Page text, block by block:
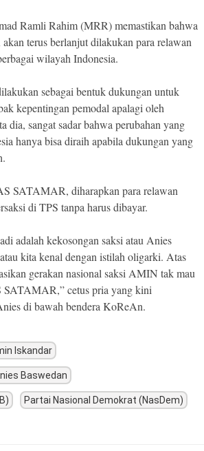
Ramli Rahim (MRR) memastikan bahwa
terus berlanjut dilakukan para relawan
wilayah Indonesia.
sebagai bentuk dukungan untuk
kepentingan pemodal apalagi oleh
dia, sangat sadar bahwa perubahan yang
hanya bisa diraih apabila dukungan yang
SATAMAR, diharapkan para relawan
di TPS tanpa harus dibayar.
adalah kekosongan saksi atau Anies
kita kenal dengan istilah oligarki. Atas
gerakan nasional saksi AMIN tak mau
cetus pria yang kini
di bawah bendera KoReAn.
Iskandar
Baswedan
Partai Nasional Demokrat (NasDem)